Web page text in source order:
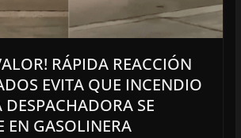
RÁPIDA REACCIÓN
EVITA QUE INCENDIO
SE
EN GASOLINERA